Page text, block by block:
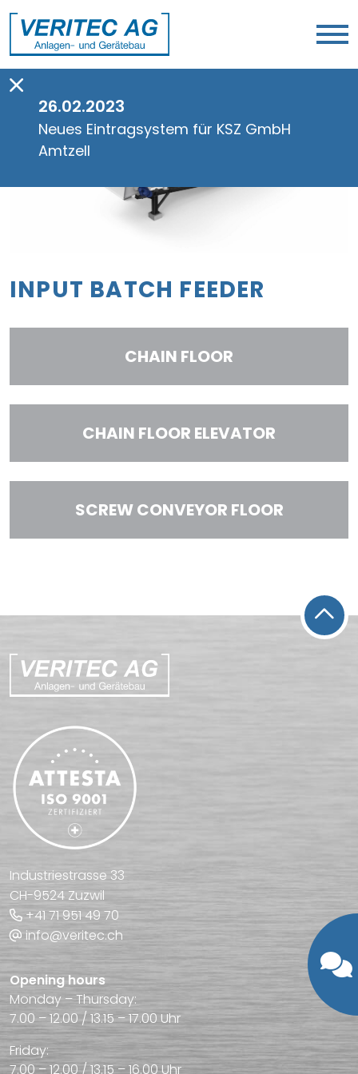
26.02.2023
Neues Eintragsystem für KSZ GmbH
Amtzell
INPUT BATCH FEEDER
CHAIN FLOOR
CHAIN FLOOR ELEVATOR
SCREW CONVEYOR FLOOR
Industriestrasse 33
CH-9524 Zuzwil
+41 71 951 49 70
info@veritec.ch
Opening hours
Monday – Thursday:
7.00 – 12.00 / 13.15 – 17.00 Uhr
Friday:
7.00 – 12.00 / 13.15 – 16.00 Uhr